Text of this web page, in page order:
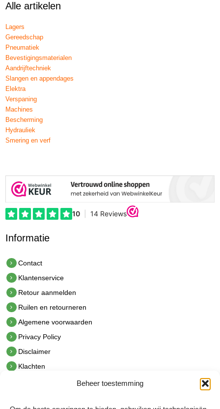
Beheer toestemming
Alle artikelen
Lagers
Gereedschap
Pneumatiek
Bevestigingsmaterialen
Aandrijftechniek
Slangen en appendages
Elektra
Verspaning
Machines
Bescherming
Hydrauliek
Smering en verf
Informatie
Contact
Klantenservice
Retour aanmelden
Ruilen en retourneren
Algemene voorwaarden
Privacy Policy
Disclaimer
Klachten
hetindustriehuis B.V.